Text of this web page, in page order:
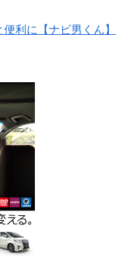
利に【ナビ男くん】